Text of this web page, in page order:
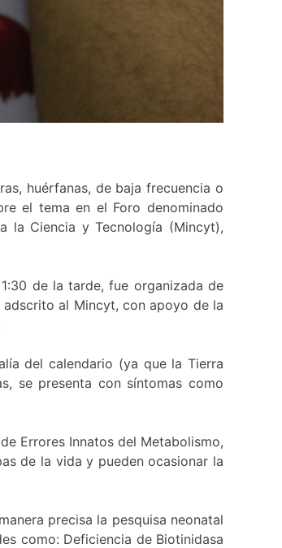
huérfanas, de baja frecuencia o
el tema en el Foro denominado
la Ciencia y Tecnología (Mincyt),
de la tarde, fue organizada de
adscrito al Mincyt, con apoyo de la
del calendario (ya que la Tierra
se presenta con síntomas como
Errores Innatos del Metabolismo,
de la vida y pueden ocasionar la
precisa la pesquisa neonatal
como: Deficiencia de Biotinidasa